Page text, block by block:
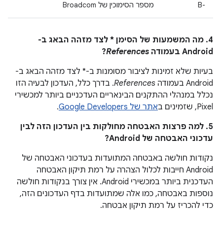
B-‎ מספר הסימוכין של Broadcom
4. מה המשמעות של הסימן * לצד מזהה הבאג ב-
Android בעמודה
References
?
בעיות שלא זמינות לציבור מסומנות ב-* לצד מזהה הבאג ב-
Android בעמודה
References. בדרך כלל, העדכון לבעיה הזו
נכלל במנהלי ההתקנים הבינאריים העדכניים ביותר למכשירי
Pixel, שזמינים ב
אתר של Google Developers
.
5. למה פרצות האבטחה מחולקות בין העדכון הזה לבין
עדכוני האבטחה של Android?
נקודות חולשה באבטחה המתועדות בעדכוני האבטחה של
Android חייבות לכלול הצהרה על רמת תיקון האבטחה
העדכנית ביותר במכשירי Android. אין צורך בנקודות חולשה
נוספות באבטחה, כמו אלה שמתועדות בדף העדכונים הזה,
כדי להכריז על רמת תיקון אבטחה.